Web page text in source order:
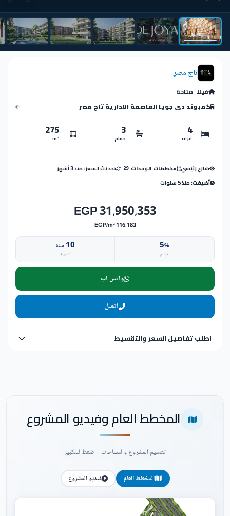
تاج مصر
فيلا متاحة
كمبوند دي جويا العاصمة الادارية تاج مصر
4
غرف
3
حمام
275
m²
شارع رئيسي مخططات الوحدات 29
تحديث السعر: منذ 3 أشهر
أضيفت: منذ 5 سنوات
31,950,353 EGP
116,183 EGP/m²
5%
مقدم
10 سنة
تقسيط
واتس اب
اتصل
اطلب تفاصيل السعر والتقسيط
المخطط العام وفيديو المشروع
تصميم المشروع والمساحات - اضغط للتكبير
المخطط العام فيديو المشروع